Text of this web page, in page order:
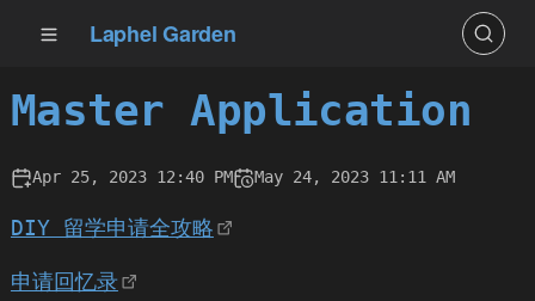
Laphel Garden
Master Application
Apr 25, 2023 12:40 PM May 24, 2023 11:11 AM
DIY 留学申请全攻略
申请回忆录